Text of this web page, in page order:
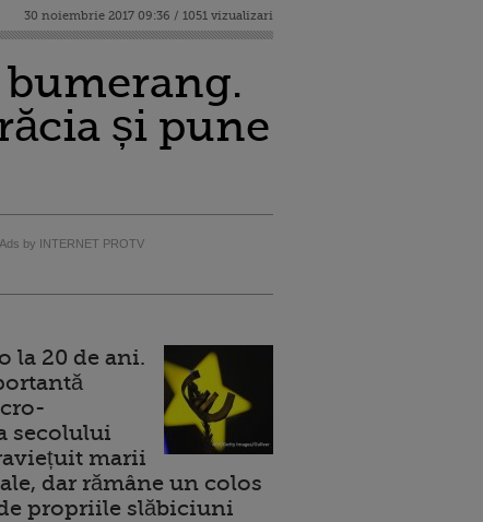
30 noiembrie 2017 09:36 / 1051 vizualizari
și pune
Ads by INTERNET PROTV
la 20 de ani.
secolului
marii
dar rămâne un colos
propriile slăbiciuni